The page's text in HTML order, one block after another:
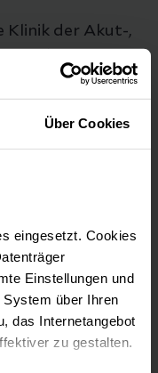
Über Cookies
eingesetzt. Cookies
Einstellungen und
über Ihren
das Internetangebot
zu gestalten.
Klinik der Akut-,
der
Umfeld.